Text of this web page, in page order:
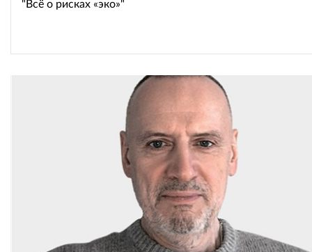
"Всё о рисках «эко»"